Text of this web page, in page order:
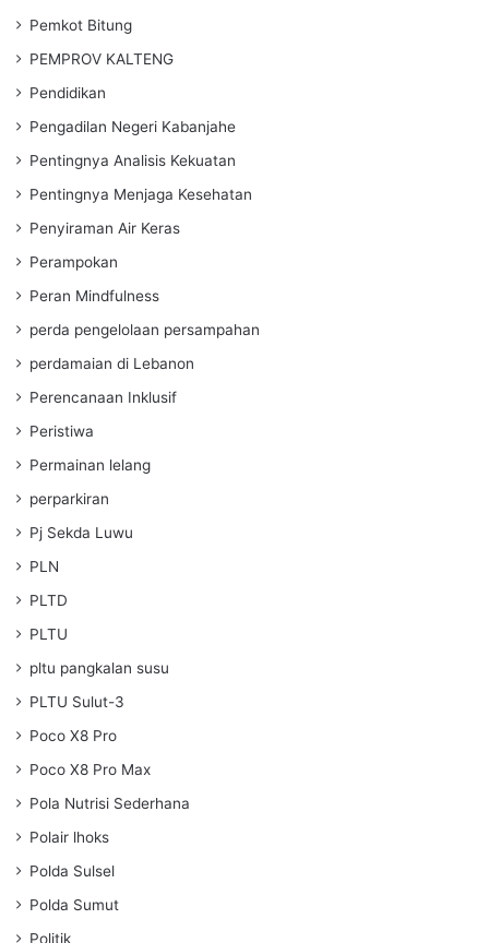
Pemkot Bitung
PEMPROV KALTENG
Pendidikan
Pengadilan Negeri Kabanjahe
Pentingnya Analisis Kekuatan
Pentingnya Menjaga Kesehatan
Penyiraman Air Keras
Perampokan
Peran Mindfulness
perda pengelolaan persampahan
perdamaian di Lebanon
Perencanaan Inklusif
Peristiwa
Permainan lelang
perparkiran
Pj Sekda Luwu
PLN
PLTD
PLTU
pltu pangkalan susu
PLTU Sulut-3
Poco X8 Pro
Poco X8 Pro Max
Pola Nutrisi Sederhana
Polair lhoks
Polda Sulsel
Polda Sumut
Politik